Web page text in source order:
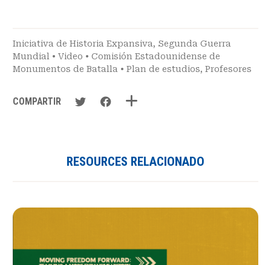
Iniciativa de Historia Expansiva, Segunda Guerra
Mundial • Video • Comisión Estadounidense de
Monumentos de Batalla • Plan de estudios, Profesores
COMPARTIR
RESOURCES RELACIONADO